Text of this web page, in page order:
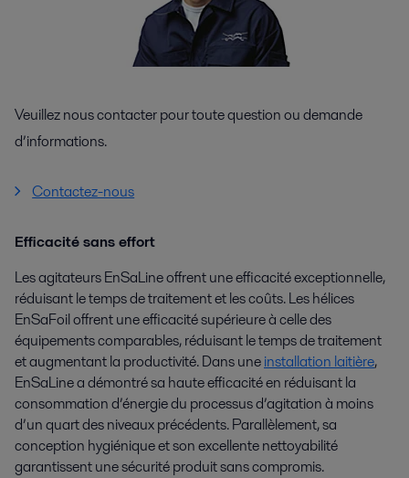
Veuillez nous contacter pour toute question ou demande
d’informations.
Contactez-nous
Efficacité sans effort
Les agitateurs EnSaLine offrent une efficacité exceptionnelle,
réduisant le temps de traitement et les coûts. Les hélices
EnSaFoil offrent une efficacité supérieure à celle des
équipements comparables, réduisant le temps de traitement
et augmentant la productivité. Dans uneinstallation laitière,
EnSaLine a démontré sa haute efficacité en réduisant la
consommation d’énergie du processus d’agitation à moins
d’un quart des niveaux précédents. Parallèlement, sa
conception hygiénique et son excellente nettoyabilité
garantissent une sécurité produit sans compromis.